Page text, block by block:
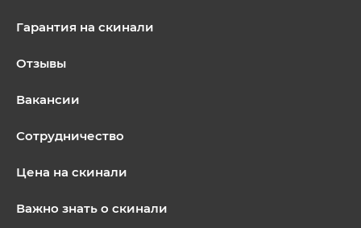
Гарантия на скинали
Отзывы
Вакансии
Сотрудничество
Цена на скинали
Важно знать о скинали